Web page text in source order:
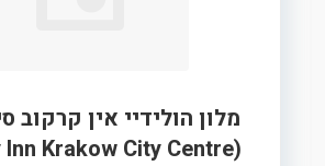
מלון הולידיי אין קרקוב
(Holiday Inn Krakow City Centre)